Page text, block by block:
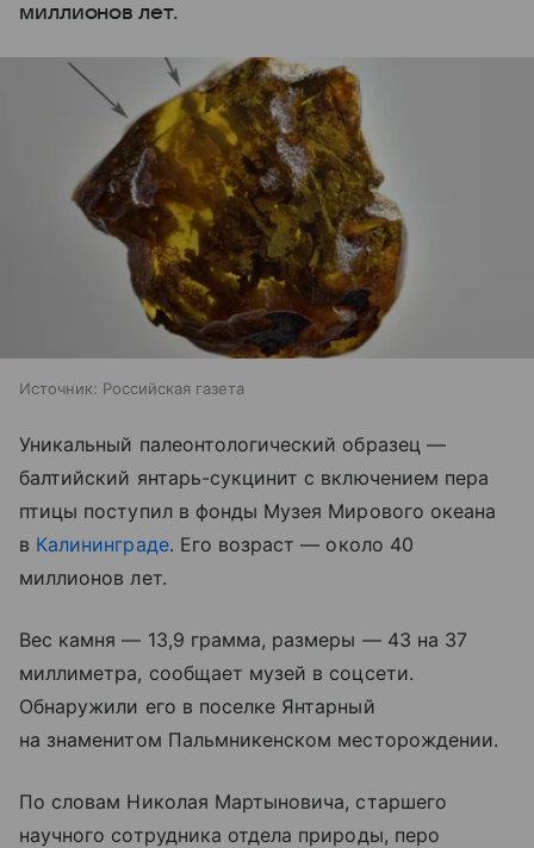
миллионов лет.
Источник: Российская газета
Уникальный палеонтологический образец —
балтийский янтарь-сукцинит с включением пера
птицы поступил в фонды Музея Мирового океана
в Калининграде. Его возраст — около 40
миллионов лет.
Вес камня — 13,9 грамма, размеры — 43 на 37
миллиметра, сообщает музей в соцсети.
Обнаружили его в поселке Янтарный
на знаменитом Пальмникенском месторождении.
По словам Николая Мартыновича, старшего
научного сотрудника отдела природы, перо